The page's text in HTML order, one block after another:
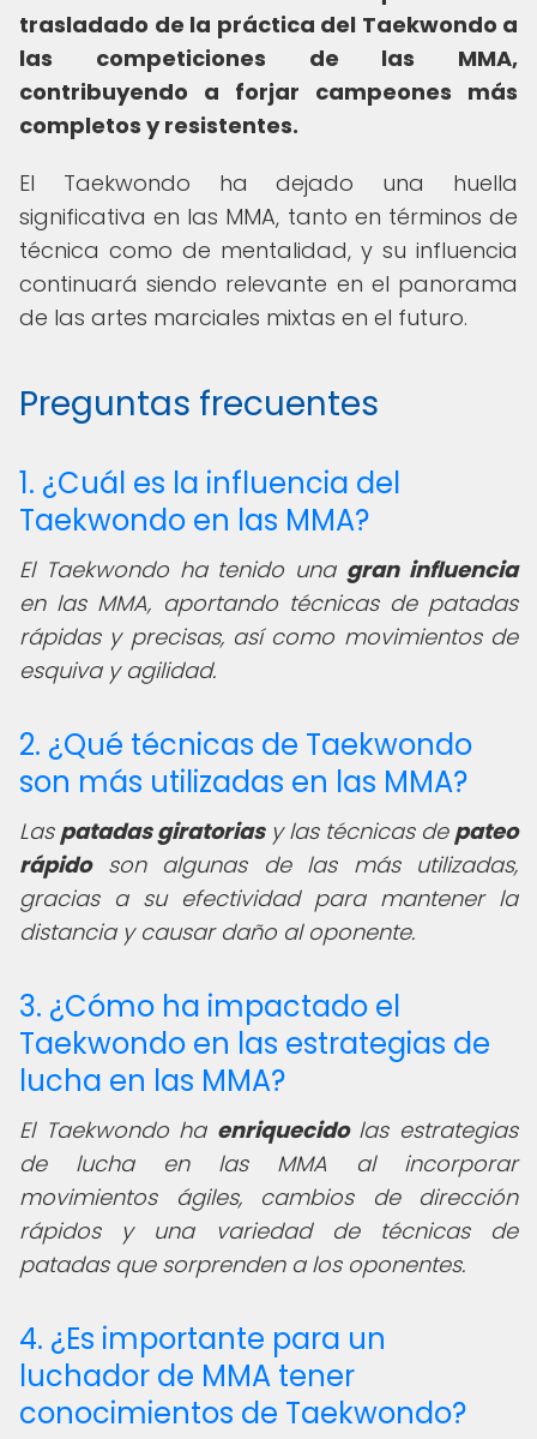
trasladado de la práctica del Taekwondo a
las competiciones de las MMA,
contribuyendo a forjar campeones más
completos y resistentes.
El Taekwondo ha dejado una huella
significativa en las MMA, tanto en términos de
técnica como de mentalidad, y su influencia
continuará siendo relevante en el panorama
de las artes marciales mixtas en el futuro.
Preguntas frecuentes
1. ¿Cuál es la influencia del
Taekwondo en las MMA?
El Taekwondo ha tenido una gran influencia
en las MMA, aportando técnicas de patadas
rápidas y precisas, así como movimientos de
esquiva y agilidad.
2. ¿Qué técnicas de Taekwondo
son más utilizadas en las MMA?
Las patadas giratoriasy las técnicas de pateo
rápidoson algunas de las más utilizadas,
gracias a su efectividad para mantener la
distancia y causar daño al oponente.
3. ¿Cómo ha impactado el
Taekwondo en las estrategias de
lucha en las MMA?
El Taekwondo ha enriquecidolas estrategias
de lucha en las MMA al incorporar
movimientos ágiles, cambios de dirección
rápidos y una variedad de técnicas de
patadas que sorprenden a los oponentes.
4. ¿Es importante para un
luchador de MMA tener
conocimientos de Taekwondo?